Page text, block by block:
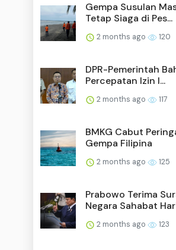
Gempa Susulan
Tetap Siaga di Pes...
2 months ago 120
DPR-Pemerintah
Percepatan Izin I...
2 months ago 117
BMKG Cabut
Gempa Filipina
2 months ago 125
Prabowo Terima
Negara Sahabat
2 months ago 123